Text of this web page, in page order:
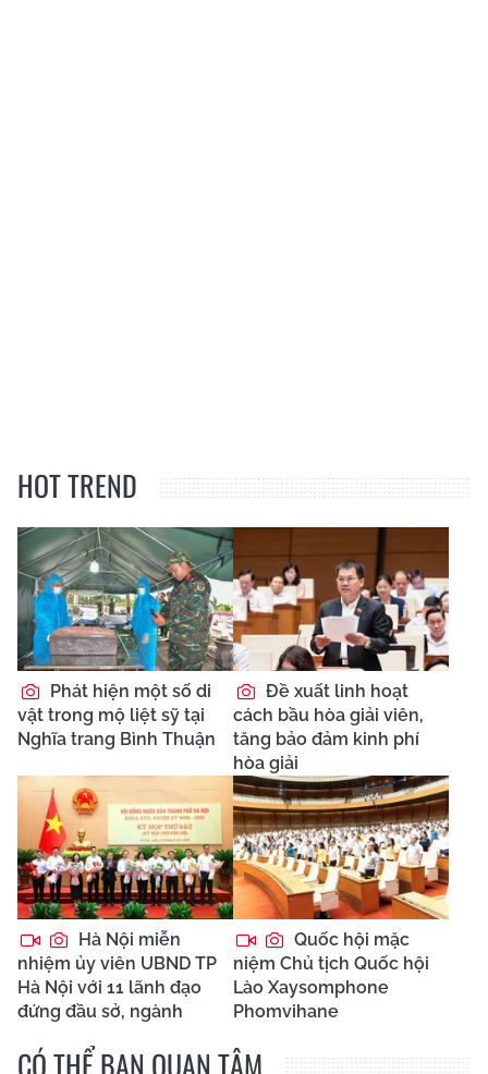
HOT TREND
Phát hiện một số di
vật trong mộ liệt sỹ tại
Nghĩa trang Bình Thuận
Đề xuất linh hoạt
cách bầu hòa giải viên,
tăng bảo đảm kinh phí
hòa giải
Hà Nội miễn
nhiệm ủy viên UBND TP
Hà Nội với 11 lãnh đạo
đứng đầu sở, ngành
Quốc hội mặc
niệm Chủ tịch Quốc hội
Lào Xaysomphone
Phomvihane
CÓ THỂ BẠN QUAN TÂM